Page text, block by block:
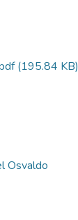
(195.84 KB)
Osvaldo